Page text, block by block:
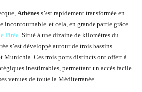
Athènes s’est rapidement transformée en
incontournable, et cela, en grande partie grâce
Pirée. Situé à une dizaine de kilomètres du
s’est développé autour de trois bassins
Munichia. Ces trois ports distincts ont offert à
inestimables, permettant un accès facile
venues de toute la Méditerranée.